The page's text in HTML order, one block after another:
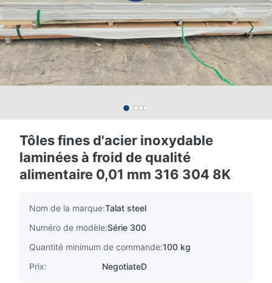
Tôles fines d'acier inoxydable
laminées à froid de qualité
alimentaire 0,01 mm 316 304 8K
Nom de la marque:Talat steel
Numéro de modèle:Série 300
Quantité minimum de commande:100 kg
Prix:
NegotiateD